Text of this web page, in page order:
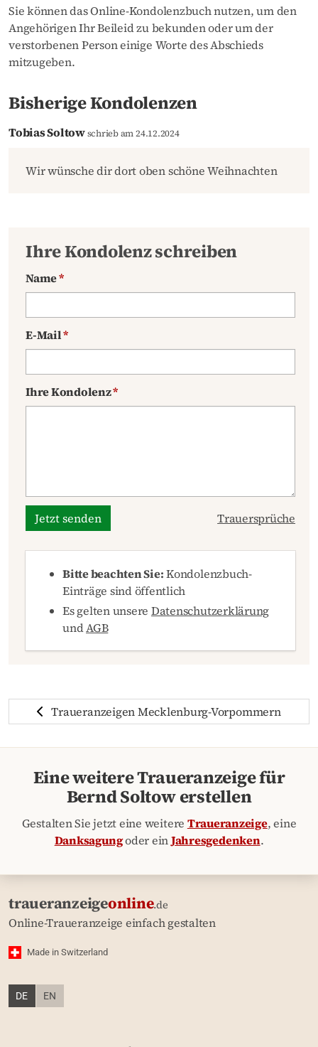
Sie können das Online-Kondolenzbuch nutzen, um den
Angehörigen Ihr Beileid zu bekunden oder um der
verstorbenen Person einige Worte des Abschieds
mitzugeben.
Bisherige Kondolenzen
Tobias Soltowschrieb am 24.12.2024
Wir wünsche dir dort oben schöne Weihnachten
Ihre Kondolenz schreiben
Name*
E-Mail*
Ihre Kondolenz*
Jetzt senden Trauersprüche
Bitte beachten Sie:Kondolenzbuch-
Einträge sind öffentlich
Es gelten unsere Datenschutzerklärung
undAGB
Traueranzeigen Mecklenburg-Vorpommern
Eine weitere Traueranzeige für
Bernd Soltow erstellen
Gestalten Sie jetzt eine weitere Traueranzeige, eine
Danksagungoder einJahresgedenken.
traueranzeigeonline.de
Online-Traueranzeige einfach gestalten
Made in Switzerland
DE EN